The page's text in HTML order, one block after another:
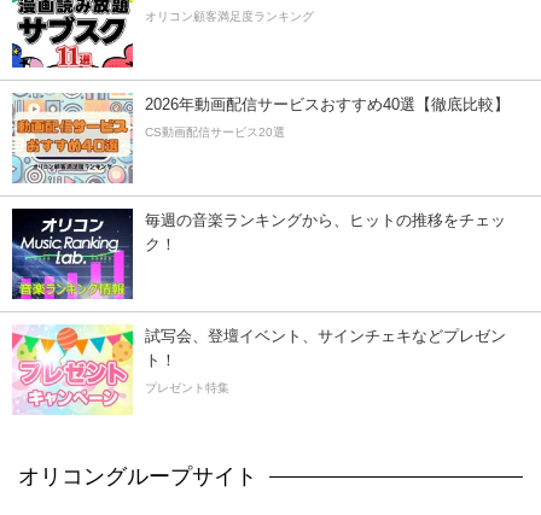
オリコン顧客満足度ランキング
2026年動画配信サービスおすすめ40選【徹底比較】
CS動画配信サービス20選
毎週の音楽ランキングから、ヒットの推移をチェッ
ク！
試写会、登壇イベント、サインチェキなどプレゼン
ト！
プレゼント特集
オリコングループサイト